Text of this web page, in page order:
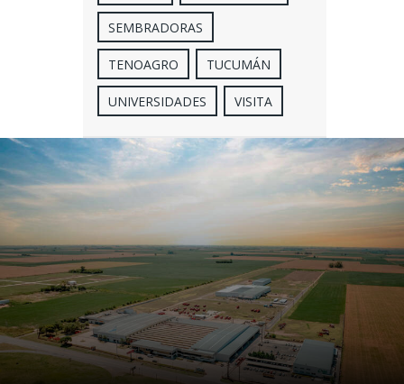
SEMBRADORAS
TENOAGRO TUCUMÁN
UNIVERSIDADES VISITA